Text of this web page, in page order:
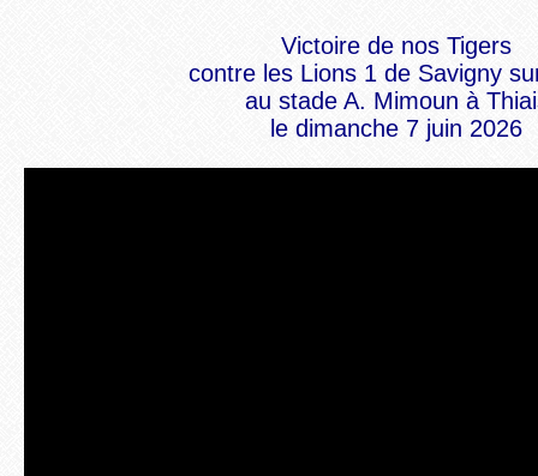
Victoire de nos Tigers
contre les Lions 1 de Savigny
au stade A. Mimoun à
le dimanche 7 juin 2026